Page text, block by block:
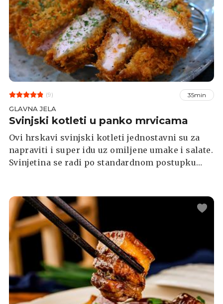
(9) 35min
GLAVNA JELA
Svinjski kotleti u panko mrvicama
Ovi hrskavi svinjski kotleti jednostavni su za
napraviti i super idu uz omiljene umake i salate.
Svinjetina se radi po standardnom postupku